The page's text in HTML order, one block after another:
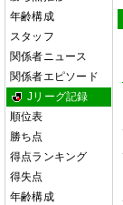
年齢構成
スタッフ
関係者ニュース
関係者エピソード
Jリーグ記録
順位表
勝ち点
得点ランキング
得失点
年齢構成